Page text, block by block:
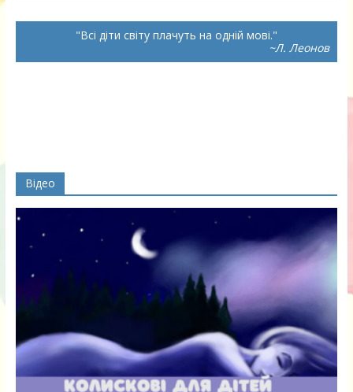
Всі діти світу плачуть на одній мові.
~Л. Леонов
Відео